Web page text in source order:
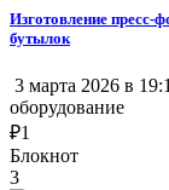
Изготовление пресс-
бутылок
3 марта 2026 в
оборудование
₽1
Блокнот
3